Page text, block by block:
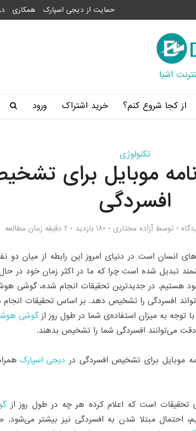
حمایت از دیجی اسپارک همکاری
از کجا شروع کنم؟ خرید اشتراک ورود
تکنولوژی
موبایل برای
افسردگی
توسط آزاده مختاری 180 بازدید 2 دقیقه زمان مطالعه
انسان است در دنیای امروز این رابطه از میان دو
تبدیل شده است چرا که ما در اکثر زمان خود در حال
هستیم. در جدیدترین تحقیقات انجام شده، گوشی
افسردگی را تشخیص دهد. بر اساس تحقیقات
با توجه به میزان استفاده‌ی شما در طول روز از گوشی
موبایل برای تشخیص افسردگی در دیجی اسپارک
احتمال مبتلا شدن به افسردگی نیز بیشتر